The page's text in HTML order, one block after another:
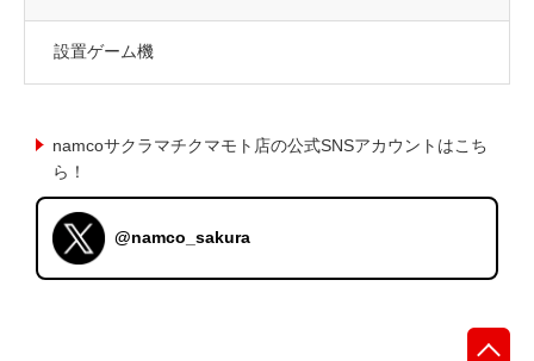
設置ゲーム機
namcoサクラマチクマモト店の公式SNSアカウントはこち
ら！
@namco_sakura